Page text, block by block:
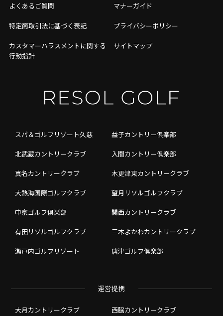
よくあるご質問 マナーガイド
特定商取引法に基づく表記 プライバシーポリシー
カスタマーハラスメントに関する
行動指針
サイトマップ
スパ＆ゴルフリゾート久慈 益子カントリー倶楽部
北武蔵カントリークラブ 入間カントリー倶楽部
真名カントリークラブ 木更津東カントリークラブ
大熱海国際ゴルフクラブ 望月リソルゴルフクラブ
中京ゴルフ倶楽部 関西カントリークラブ
有田リソルゴルフクラブ 三木よかわカントリークラブ
瀬戸内ゴルフリゾート 唐津ゴルフ倶楽部
運営提携
大月カントリークラブ 西脇カントリークラブ